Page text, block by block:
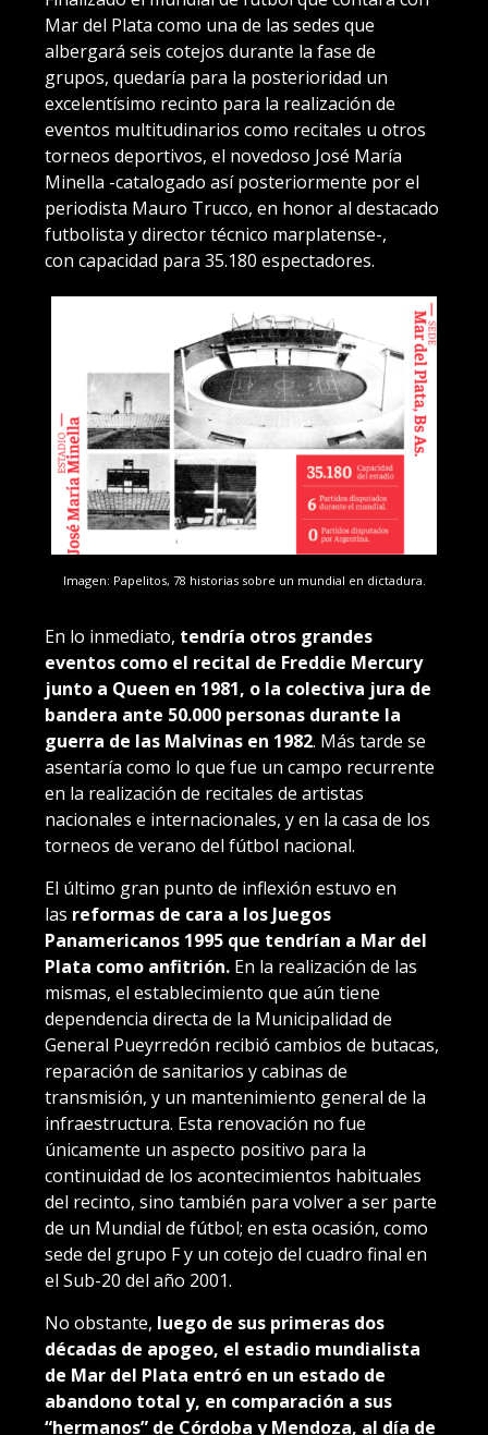
Mar del Plata como una de las sedes que
albergará seis cotejos durante la fase de
grupos, quedaría para la posterioridad un
excelentísimo recinto para la realización de
eventos multitudinarios como recitales u otros
torneos deportivos, el novedoso José María
Minella -catalogado así posteriormente por el
periodista Mauro Trucco, en honor al destacado
futbolista y director técnico marplatense-,
con capacidad para 35.180 espectadores.
Imagen: Papelitos, 78 historias sobre un mundial en dictadura.
En lo inmediato, tendría otros grandes
eventos como el recital de Freddie Mercury
junto a Queen en 1981, o la colectiva jura de
bandera ante 50.000 personas durante la
guerra de las Malvinas en 1982. Más tarde se
asentaría como lo que fue un campo recurrente
en la realización de recitales de artistas
nacionales e internacionales, y en la casa de los
torneos de verano del fútbol nacional.
El último gran punto de inflexión estuvo en
las reformas de cara a los Juegos
Panamericanos 1995 que tendrían a Mar del
Plata como anfitrión. En la realización de las
mismas, el establecimiento que aún tiene
dependencia directa de la Municipalidad de
General Pueyrredón recibió cambios de butacas,
reparación de sanitarios y cabinas de
transmisión, y un mantenimiento general de la
infraestructura. Esta renovación no fue
únicamente un aspecto positivo para la
continuidad de los acontecimientos habituales
del recinto, sino también para volver a ser parte
de un Mundial de fútbol; en esta ocasión, como
sede del grupo F y un cotejo del cuadro final en
el Sub-20 del año 2001.
No obstante, luego de sus primeras dos
décadas de apogeo, el estadio mundialista
de Mar del Plata entró en un estado de
abandono total y, en comparación a sus
“hermanos” de Córdoba y Mendoza, al día de